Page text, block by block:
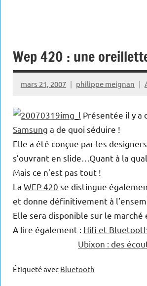
Wep 420 : une
mars 21, 2007 philippe meignan
Présentée il y a
Samsung a de quoi séduire !
Elle a été conçue par les
s’ouvrant en slide…Quant à la
Mais ce n’est pas tout !
La WEP 420 se distingue
et donne définitivement à
Elle sera disponible sur le
A lire également : Hifi et
Ubixon : des
Étiqueté avec Bluetooth